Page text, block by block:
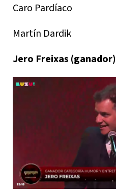
Caro Pardíaco
Martín Dardik
Jero Freixas (ganador)